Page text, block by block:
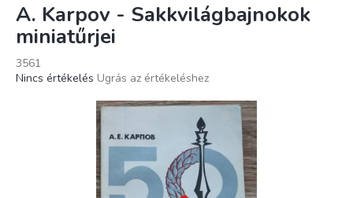
A. Karpov - Sakkvilágbajnokok
miniatűrjei
3561
A
Nincs értékelés Ugrás az értékeléshez